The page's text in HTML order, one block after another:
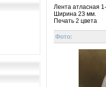
Лента атласная
Ширина 23 мм.
Печать 2 цвета
Фото: